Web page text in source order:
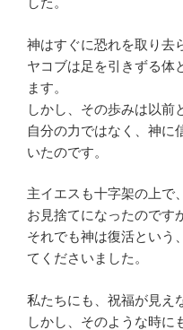
神はすぐに恐れを取り去
ヤコブは足を引きずる体
ます。
しかし、その歩みは以前
自分の力ではなく、神に
いたのです。
主イエスも十字架の上で
お見捨てになったのです
それでも神は復活という
てくださいました。
私たちにも、祝福が見え
しかし、そのような時に